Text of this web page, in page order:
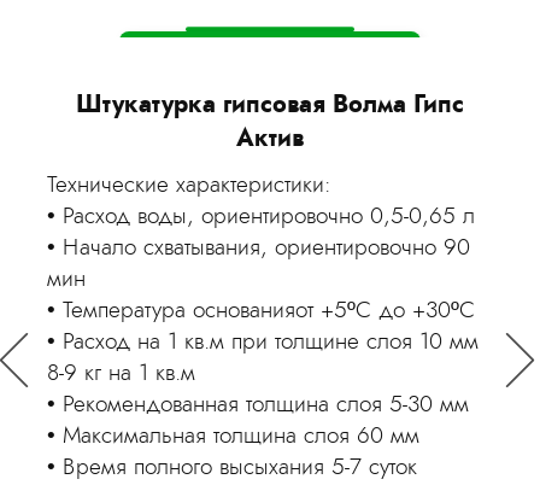
Штукатурка гипсовая Волма Гипс
Актив
Технические характеристики:
Расход воды, ориентировочно 0,5-0,65 л
Начало схватывания, ориентировочно 90
мин
Температура основанияот +5ºС до +30ºС
Расход на 1 кв.м при толщине слоя 10 мм
8-9 кг на 1 кв.м
Рекомендованная толщина слоя 5-30 мм
Максимальная толщина слоя 60 мм
Время полного высыхания 5-7 суток
мм